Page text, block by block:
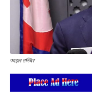
फाइल तस्बिर